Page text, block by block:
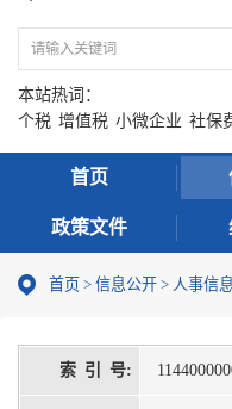
本站热词：
个税 增值税 小微企业 社保
首页
政策文件
首页 > 信息公开 > 人事信息
索 引 号: